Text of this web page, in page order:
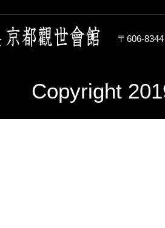
〒606-
Copyright